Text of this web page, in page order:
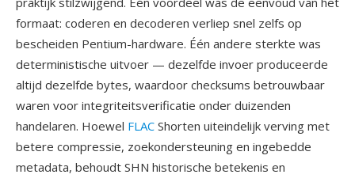
formaat: coderen en decoderen verliep snel zelfs op
bescheiden Pentium-hardware. Één andere sterkte was
deterministische uitvoer — dezelfde invoer produceerde
altijd dezelfde bytes, waardoor checksums betrouwbaar
waren voor integriteitsverificatie onder duizenden
handelaren. Hoewel FLAC Shorten uiteindelijk verving met
betere compressie, zoekondersteuning en ingebedde
metadata, behoudt SHN historische betekenis en